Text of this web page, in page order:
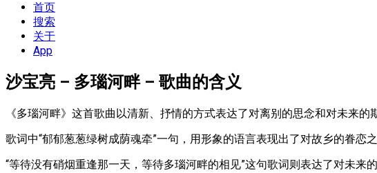
首页
搜索
关于
App
沙宝亮 – 多瑙河畔 – 歌曲的含义
《多瑙河畔》这首歌曲以清新、抒情的方式表达了对离别的思念和对未来
歌词中“郁郁葱葱绿树成荫魂牵”一句，用形象的语言表现出了对故乡的眷恋
“等待没有硝烟重逢那一天，等待多瑙河畔的相见”这句歌词则表达了对未来